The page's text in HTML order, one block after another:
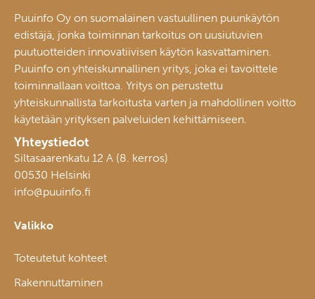
Puuinfo Oy on suomalainen vastuullinen puunkäytön
edistäjä, jonka toiminnan tarkoitus on uusiutuvien
puutuotteiden innovatiivisen käytön kasvattaminen.
Puuinfo on yhteiskunnallinen yritys, joka ei tavoittele
toiminnallaan voittoa. Yritys on perustettu
yhteiskunnallista tarkoitusta varten ja mahdollinen voitto
käytetään yrityksen palveluiden kehittämiseen.
Yhteystiedot
Siltasaarenkatu 12 A (8. kerros)
00530 Helsinki
info@puuinfo.fi
Valikko
Toteutetut kohteet
Rakennuttaminen